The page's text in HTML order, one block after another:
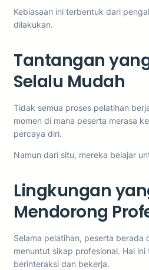
Kebiasaan ini terbentuk dari
dilakukan.
Tantangan
Selalu Mudah
Tidak semua proses pelatihan
momen di mana peserta merasa
percaya diri.
Namun dari situ, mereka belajar
Lingkungan
Mendorong
Selama pelatihan, peserta berada
menuntut sikap profesional. Hal
berinteraksi dan bekerja.